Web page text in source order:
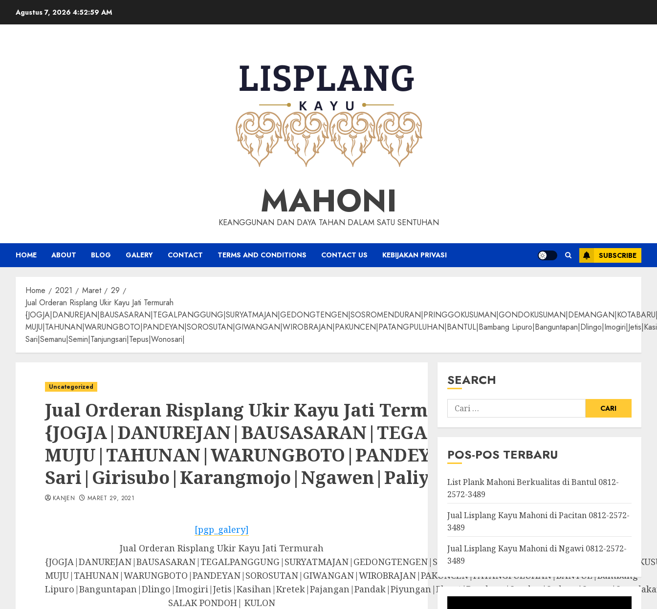
Agustus 7, 2026 4:53:00 AM
MAHONI
KEANGGUNAN DAN DAYA TAHAN DALAM SATU SENTUHAN
HOME ABOUT BLOG GALERY CONTACT TERMS AND CONDITIONS CONTACT US KEBIJAKAN PRIVASI SUBSCRIBE
Home 2021 Maret
29
Jual Orderan Risplang Ukir Kayu Jati Termurah
MUJU|TAHUNAN|WARUNGBOTO|PANDEYAN|SOROSUTAN|GIWANGAN|WIROBRAJAN|PAKUNCEN|PATANGPULUHAN|BANTUL|Bambang
Sari|Semanu|Semin|Tanjungsari|Tepus|Wonosari|
Uncategorized
Jual Orderan Risplang Ukir Kayu Jati Termurah
KANJEN MARET 29, 2021
[pgp_galery]
Jual Orderan Risplang Ukir Kayu Jati Termurah
MUJU|TAHUNAN|WARUNGBOTO|PANDEYAN|SOROSUTAN|GIWANGAN|WIROBRAJAN|PAKUNCEN|PATANGPULUHAN|BANTUL|Bambang
SALAK PONDOH| KULON
SEARCH
POS-POS TERBARU
List Plank Mahoni Berkualitas di Bantul 0812-
2572-3489
Jual Lisplang Kayu Mahoni di Pacitan 0812-2572-
3489
Jual Lisplang Kayu Mahoni di Ngawi 0812-2572-
3489